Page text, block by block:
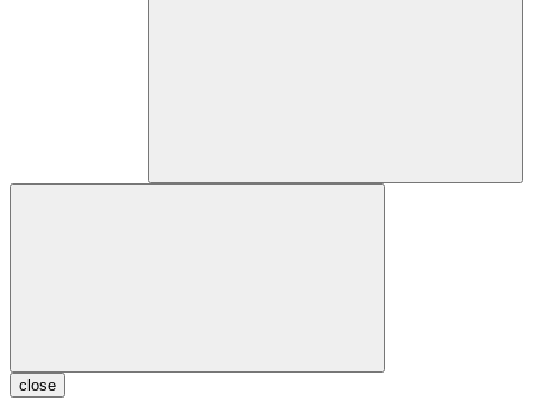
close